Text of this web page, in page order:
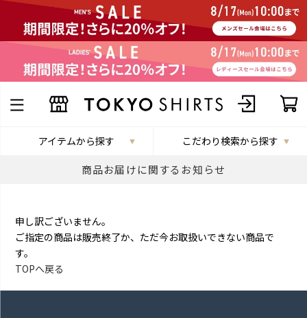
アイテムから探す こだわり検索から探す
商品お届けに関するお知らせ
申し訳ございません。
ご指定の商品は販売終了か、ただ今お取扱いできない商品で
す。
TOPへ戻る